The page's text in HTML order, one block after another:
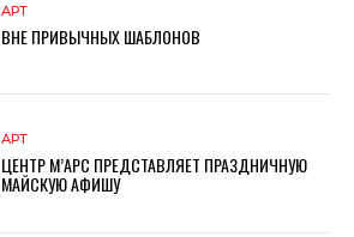
АРТ
ВНЕ ПРИВЫЧНЫХ ШАБЛОНОВ
АРТ
ЦЕНТР М’АРС ПРЕДСТАВЛЯЕТ ПРАЗДНИЧНУЮ
МАЙСКУЮ АФИШУ